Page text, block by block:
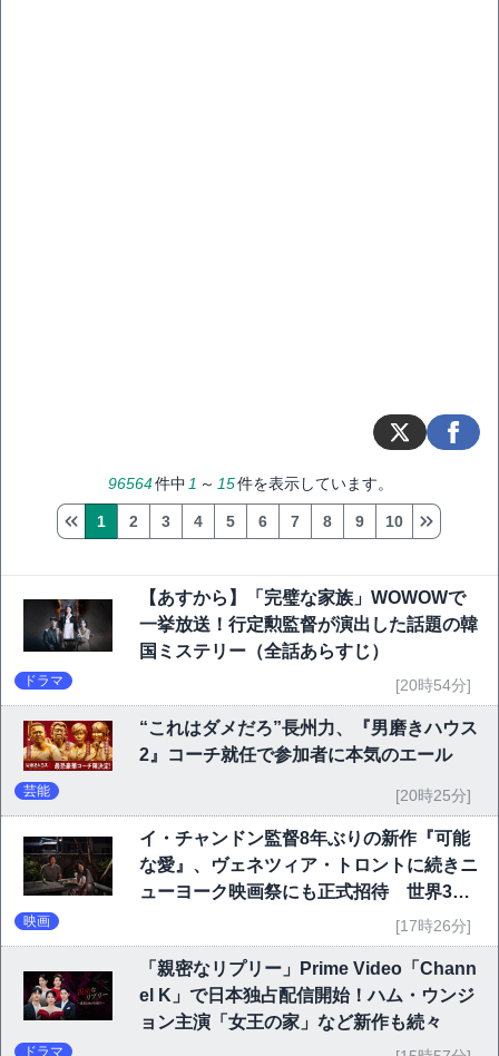
96564件中1 ～ 15件を表示しています。
1 2 3 4 5 6 7 8 9 10
【あすから】「完璧な家族」WOWOWで
一挙放送！行定勲監督が演出した話題の韓
国ミステリー（全話あらすじ）
ドラマ [20時54分]
“これはダメだろ”長州力、『男磨きハウス
2』コーチ就任で参加者に本気のエール
芸能 [20時25分]
イ・チャンドン監督8年ぶりの新作『可能
な愛』、ヴェネツィア・トロントに続きニ
ューヨーク映画祭にも正式招待 世界3大
映画 [17時26分]
「親密なリプリー」Prime Video「Chann
el K」で日本独占配信開始！ハム・ウンジ
ョン主演「女王の家」など新作も続々
ドラマ